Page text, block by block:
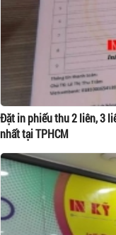
Đặt in phiếu thu 2 liên, 3
nhất tại TPHCM